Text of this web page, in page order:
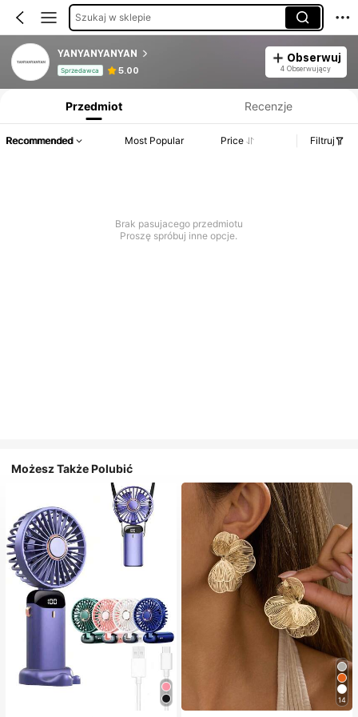
Szukaj w sklepie
YANYANYANYAN
Sprzedawca 5.00
Obserwuj
4 Obserwujący
Przedmiot Recenzje
Recommended Most Popular Price Filtruj
Brak pasujacego przedmiotu
Proszę spróbuj inne opcje.
Możesz Także Polubić
14